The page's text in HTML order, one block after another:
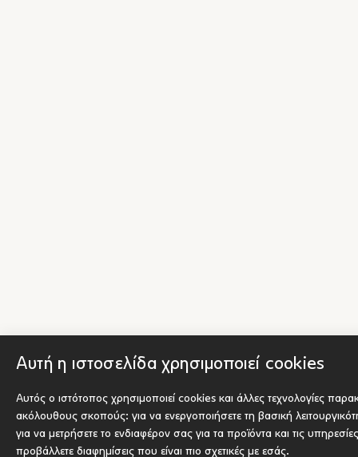
Αυτή η ιστοσελίδα χρησιμοποιεί cookies
Αυτός ο ιστότοπος χρησιμοποιεί cookies και άλλες τεχνολογίες
ακόλουθους σκοπούς: για να ενεργοποιήσετε τη βασική
για να μετρήσετε το ενδιαφέρον σας για τα προϊόντα και τις
προβάλλετε διαφημίσεις που είναι πιο σχετικές με εσάς.